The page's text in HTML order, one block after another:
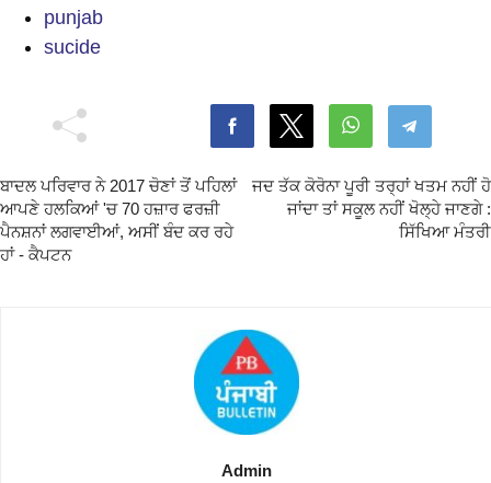
punjab
sucide
ਬਾਦਲ ਪਰਿਵਾਰ ਨੇ 2017 ਚੋਣਾਂ ਤੋਂ ਪਹਿਲਾਂ
ਆਪਣੇ ਹਲਕਿਆਂ 'ਚ 70 ਹਜ਼ਾਰ ਫਰਜ਼ੀ
ਪੈਨਸ਼ਨਾਂ ਲਗਵਾਈਆਂ, ਅਸੀਂ ਬੰਦ ਕਰ ਰਹੇ
ਹਾਂ - ਕੈਪਟਨ
ਜਦ ਤੱਕ ਕੋਰੋਨਾ ਪੂਰੀ ਤਰ੍ਹਾਂ ਖਤਮ ਨਹੀਂ ਹੋ
ਜਾਂਦਾ ਤਾਂ ਸਕੂਲ ਨਹੀਂ ਖੋਲ੍ਹੇ ਜਾਣਗੇ :
ਸਿੱਖਿਆ ਮੰਤਰੀ
Admin